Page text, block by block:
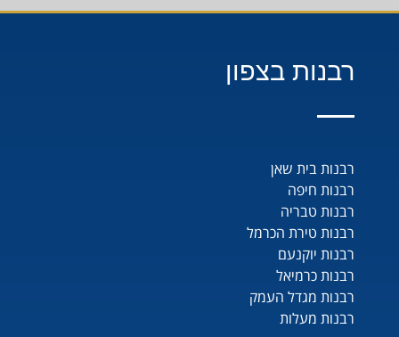
רבנות בצפון
רבנות בית שאן
רבנות חיפה
רבנות טבריה
רבנות טירת הכרמל
רבנות יוקנעם
רבנות כרמיאל
רבנות מגדל העמק
רבנות מעלות